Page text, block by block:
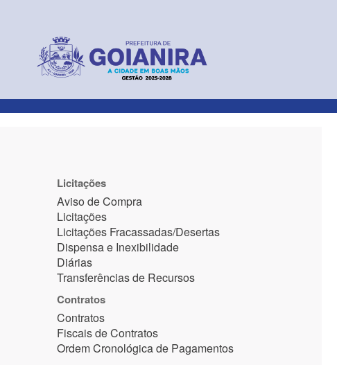
Licitações
Aviso de Compra
Licitações
Licitações Fracassadas/Desertas
Dispensa e Inexibilidade
Diárias
Transferências de Recursos
Contratos
Contratos
Fiscais de Contratos
Ordem Cronológica de Pagamentos